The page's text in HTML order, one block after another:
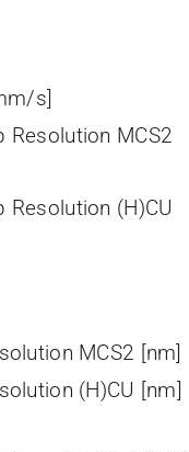
s]
Resolution MCS2
Resolution (H)CU
MCS2 [nm]
(H)CU [nm]